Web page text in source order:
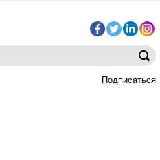
Подписаться